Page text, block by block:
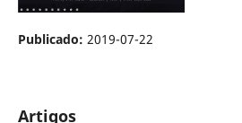
Publicado: 2019-07-22
Artigos